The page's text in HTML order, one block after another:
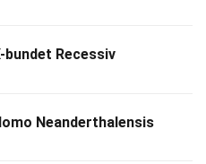
bundet Recessiv
Neanderthalensis